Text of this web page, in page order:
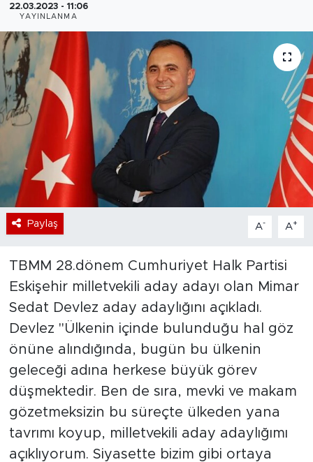
22.03.2023 - 11:06
YAYINLANMA
Paylaş A- A+
TBMM 28.dönem Cumhuriyet Halk Partisi
Eskişehir milletvekili aday adayı olan Mimar
Sedat Devlez aday adaylığını açıkladı.
Devlez "Ülkenin içinde bulunduğu hal göz
önüne alındığında, bugün bu ülkenin
geleceği adına herkese büyük görev
düşmektedir. Ben de sıra, mevki ve makam
gözetmeksizin bu süreçte ülkeden yana
tavrımı koyup, milletvekili aday adaylığımı
açıklıyorum. Siyasette bizim gibi ortaya
Ekonomi
Eğitim
Sanat
Bölge
Teknoloji
Magazin
Dünya
Sektör
Son Dakika Haberleri
Haber Arşivi